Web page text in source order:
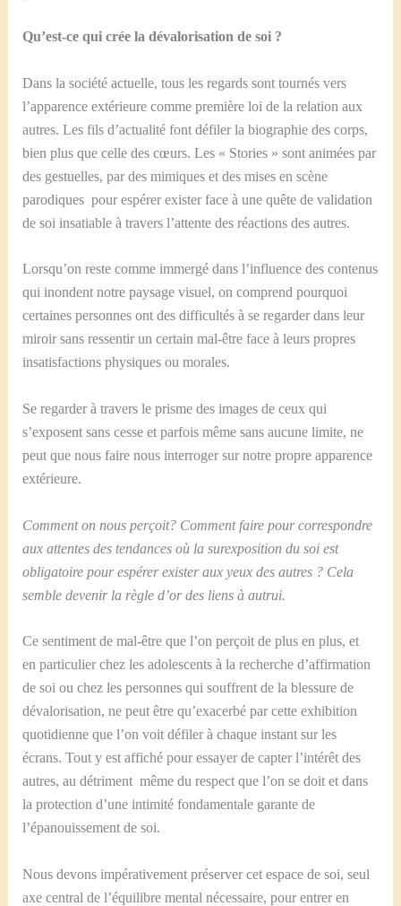
Qu’est-ce qui crée la dévalorisation de soi ?
Dans la société actuelle, tous les regards sont tournés vers
l’apparence extérieure comme première loi de la relation aux
autres. Les fils d’actualité font défiler la biographie des corps,
bien plus que celle des cœurs. Les « Stories » sont animées par
des gestuelles, par des mimiques et des mises en scène
parodiques pour espérer exister face à une quête de validation
de soi insatiable à travers l’attente des réactions des autres.
Lorsqu’on reste comme immergé dans l’influence des contenus
qui inondent notre paysage visuel, on comprend pourquoi
certaines personnes ont des difficultés à se regarder dans leur
miroir sans ressentir un certain mal-être face à leurs propres
insatisfactions physiques ou morales.
Se regarder à travers le prisme des images de ceux qui
s’exposent sans cesse et parfois même sans aucune limite, ne
peut que nous faire nous interroger sur notre propre apparence
extérieure.
Comment on nous perçoit? Comment faire pour correspondre
aux attentes des tendances où la surexposition du soi est
obligatoire pour espérer exister aux yeux des autres ? Cela
semble devenir la règle d’or des liens à autrui.
Ce sentiment de mal-être que l’on perçoit de plus en plus, et
en particulier chez les adolescents à la recherche d’affirmation
de soi ou chez les personnes qui souffrent de la blessure de
dévalorisation, ne peut être qu’exacerbé par cette exhibition
quotidienne que l’on voit défiler à chaque instant sur les
écrans. Tout y est affiché pour essayer de capter l’intérêt des
autres, au détriment même du respect que l’on se doit et dans
la protection d’une intimité fondamentale garante de
l’épanouissement de soi.
Nous devons impérativement préserver cet espace de soi, seul
axe central de l’équilibre mental nécessaire, pour entrer en